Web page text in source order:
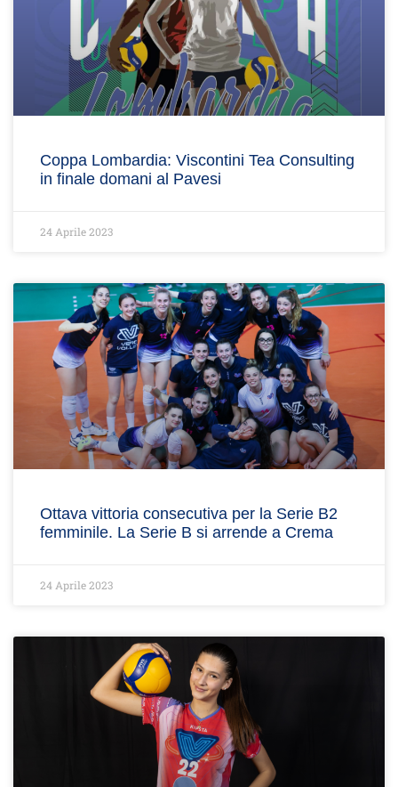
Coppa Lombardia: Viscontini Tea Consulting
in finale domani al Pavesi
24 Aprile 2023
Ottava vittoria consecutiva per la Serie B2
femminile. La Serie B si arrende a Crema
24 Aprile 2023